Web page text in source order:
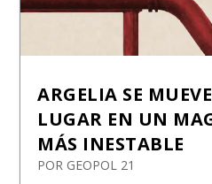
ARGELIA SE
LUGAR EN UN
MÁS INESTABLE
POR GEOPOL 21